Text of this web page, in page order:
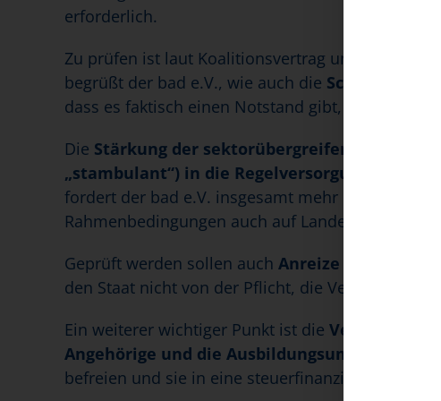
erforderlich.
Zu prüfen ist laut Koalitionsvertrag unter
begrüßt der bad e.V., wie auch die Schaffung
dass es faktisch einen Notstand gibt, den es zu
Die Stärkung der sektorübergreifenden
„stambulant“) in die Regelversorgung
steht
fordert der bad e.V. insgesamt mehr Flexibilität
Rahmenbedingungen auch auf Landesebene.
Geprüft werden sollen auch Anreize für eine
den Staat nicht von der Pflicht, die Versorgung
Ein weiterer wichtiger Punkt ist die Verortung
Angehörige und die Ausbildungsumlage.
befreien und sie in eine steuerfinanzierte